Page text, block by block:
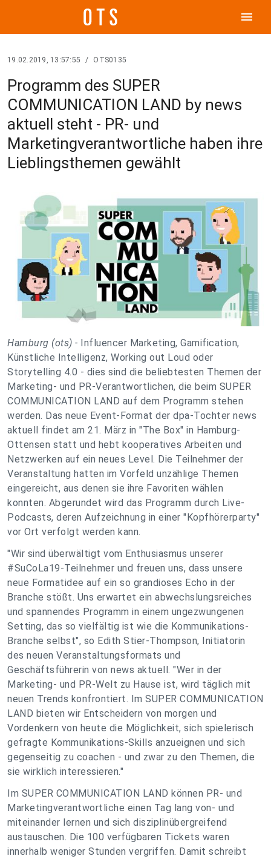
menu
19.02.2019, 13:57:55 / OTS0135
Programm des SUPER
COMMUNICATION LAND by news
aktuell steht - PR- und
Marketingverantwortliche haben ihre
Lieblingsthemen gewählt
Hamburg (ots) - Influencer Marketing, Gamification,
Künstliche Intelligenz, Working out Loud oder
Storytelling 4.0 - dies sind die beliebtesten Themen der
Marketing- und PR-Verantwortlichen, die beim SUPER
COMMUNICATION LAND auf dem Programm stehen
werden. Das neue Event-Format der dpa-Tochter news
aktuell findet am 21. März in "The Box" in Hamburg-
Ottensen statt und hebt kooperatives Arbeiten und
Netzwerken auf ein neues Level. Die Teilnehmer der
Veranstaltung hatten im Vorfeld unzählige Themen
eingereicht, aus denen sie ihre Favoriten wählen
konnten. Abgerundet wird das Programm durch Live-
Podcasts, deren Aufzeichnung in einer "Kopfhörerparty"
vor Ort verfolgt werden kann.
"Wir sind überwältigt vom Enthusiasmus unserer
#SuCoLa19-Teilnehmer und freuen uns, dass unsere
neue Formatidee auf ein so grandioses Echo in der
Branche stößt. Uns erwartet ein abwechslungsreiches
und spannendes Programm in einem ungezwungenen
Setting, das so vielfältig ist wie die Kommunikations-
Branche selbst", so Edith Stier-Thompson, Initiatorin
des neuen Veranstaltungsformats und
Geschäftsführerin von news aktuell. "Wer in der
Marketing- und PR-Welt zu Hause ist, wird täglich mit
neuen Trends konfrontiert. Im SUPER COMMUNICATION
LAND bieten wir Entscheidern von morgen und
Vordenkern von heute die Möglichkeit, sich spielerisch
gefragte Kommunikations-Skills anzueignen und sich
gegenseitig zu coachen - und zwar zu den Themen, die
sie wirklich interessieren."
Im SUPER COMMUNICATION LAND können PR- und
Marketingverantwortliche einen Tag lang von- und
miteinander lernen und sich disziplinübergreifend
austauschen. Die 100 verfügbaren Tickets waren
innerhalb weniger Stunden vergriffen. Damit schreibt